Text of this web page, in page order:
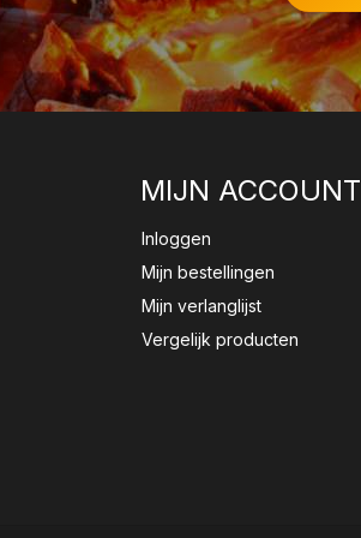
MIJN ACCOUNT
Inloggen
Mijn bestellingen
Mijn verlanglijst
Vergelijk producten